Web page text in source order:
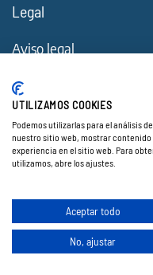
Legal
Aviso legal
Política de privacidad
Accesibilidad
Web creada por ♥Exprime
UTILIZAMOS COOKIES
Podemos utilizarlas para el análisis
nuestro sitio web, mostrar
experiencia en el sitio web. Para
utilizamos, abre los ajustes.
Aceptar todo
No, ajustar